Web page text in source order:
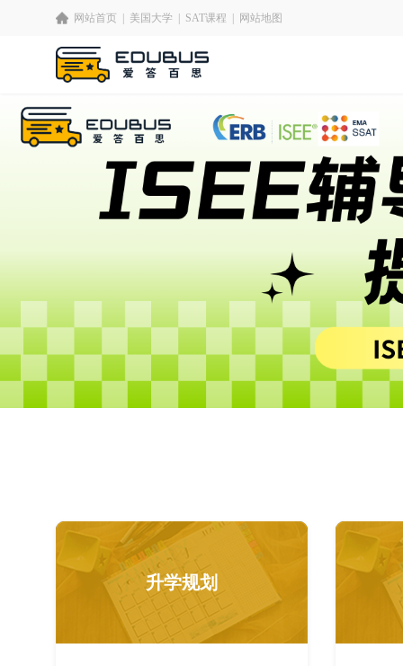
网站首页 美国大学 SAT课程 网站地图
升学规划